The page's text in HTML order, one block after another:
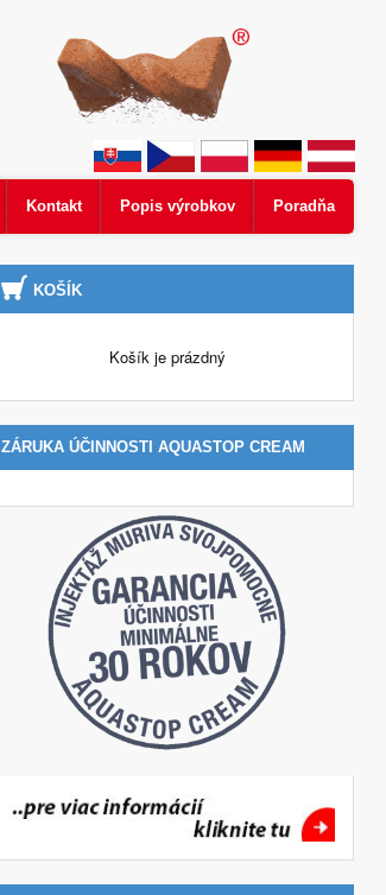
Kontakt Popis výrobkov Poradňa
KOŠÍK
Košík je prázdný
ZÁRUKA ÚČINNOSTI AQUASTOP CREAM